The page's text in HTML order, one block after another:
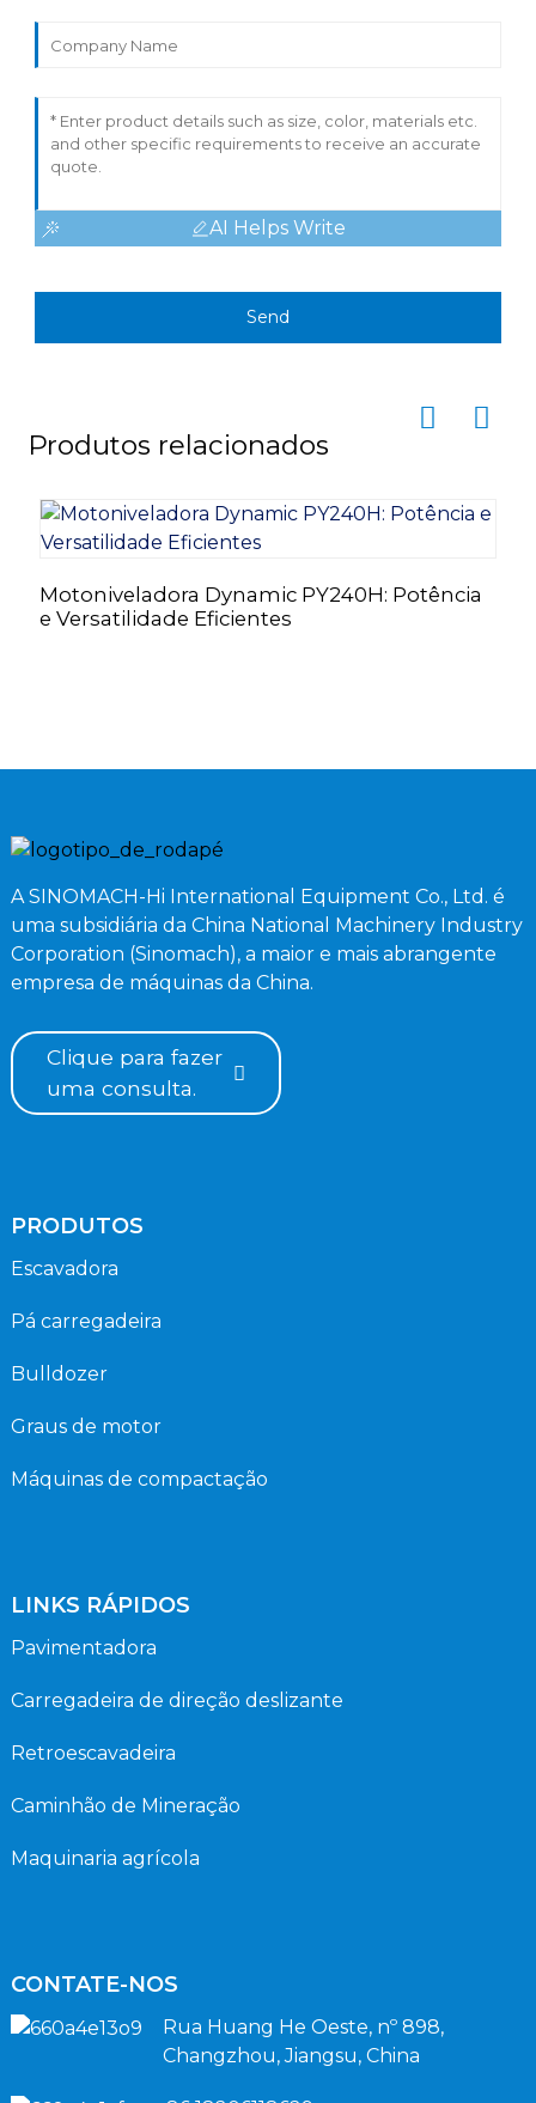
AI Helps Write
Send
Produtos relacionados
Motoniveladora Dynamic PY240H: Potência
e Versatilidade Eficientes
A SINOMACH-Hi International Equipment Co., Ltd. é
uma subsidiária da China National Machinery Industry
Corporation (Sinomach), a maior e mais abrangente
empresa de máquinas da China.
Clique para fazer
uma consulta.
PRODUTOS
Escavadora
Pá carregadeira
Bulldozer
Graus de motor
Máquinas de compactação
LINKS RÁPIDOS
Pavimentadora
Carregadeira de direção deslizante
Retroescavadeira
Caminhão de Mineração
Maquinaria agrícola
CONTATE-NOS
Rua Huang He Oeste, nº 898,
Changzhou, Jiangsu, China